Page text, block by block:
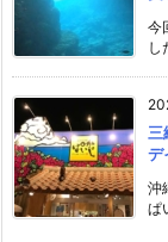
今
し
三
デ
沖
ぱ